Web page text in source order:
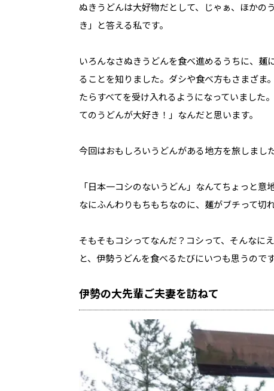
ぬきうどんは大好物だとして、じゃぁ、ほかの
き」と答える私です。
いろんなさぬきうどんを食べ進めるうちに、
ることを知りました。ダシや食べ方もさまざま
たらすべてを受け入れるようになっていました
てのうどんが大好き！」なんだと思います。
今回はおもしろいうどんがある地方を旅しまし
「日本一コシのないうどん」なんてちょっと
なにふんわりもちもちなのに、麺がブチって
そもそもコシってなんだ？コシって、そんなに
と、伊勢うどんを食べるたびにいつも思うのです
伊勢の大先輩ご夫妻を訪ねて